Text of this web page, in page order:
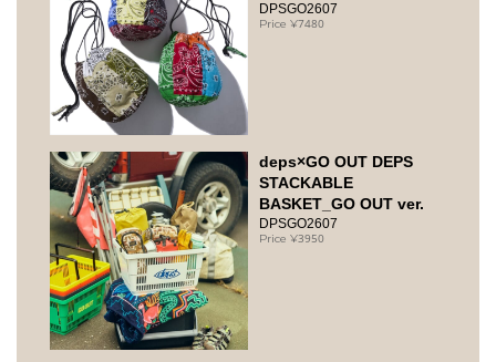
DPSGO2607
7480
deps×GO OUT DEPS
STACKABLE
BASKET_GO OUT ver.
DPSGO2607
3950